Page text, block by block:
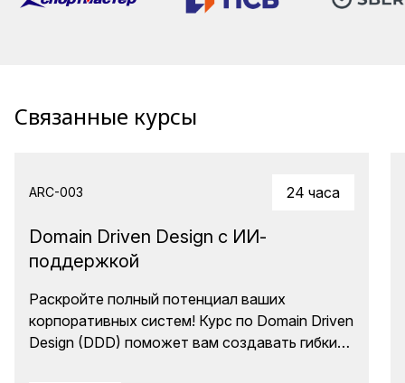
Связанные курсы
ARC-003 24 часа
Domain Driven Design с ИИ-
поддержкой
Раскройте полный потенциал ваших
корпоративных систем! Курс по Domain Driven
Design (DDD) поможет вам создавать гибкие